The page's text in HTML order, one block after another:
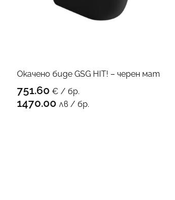
Окачено биде GSG HIT! – черен мат
751.60 € / бр.
1470.00 лв / бр.